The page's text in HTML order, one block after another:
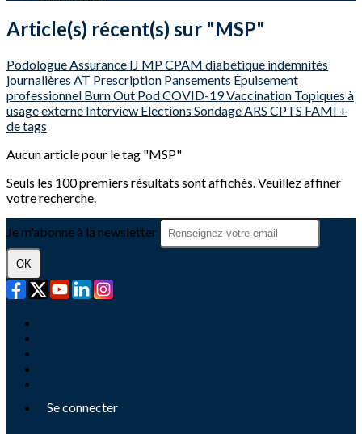
Article(s) récent(s) sur "MSP"
PodologueAssurance IJ MPCPAM diabétique indemnités
journalières AT Prescription Pansements Épuisement
professionnel Burn Out PodCOVID-19Vaccination Topiques à
usage externe Interview Elections SondageARS CPTS FAMI +
de tags
Aucun article pour le tag "MSP"
Seuls les 100 premiers résultats sont affichés. Veuillez affiner
votre recherche.
Je m'abonne à la newsletter
OK
Se connecter